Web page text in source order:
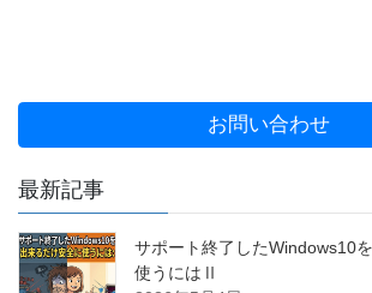
お問い合わせ
最新記事
サポート終了したWindows10
使うにはⅡ